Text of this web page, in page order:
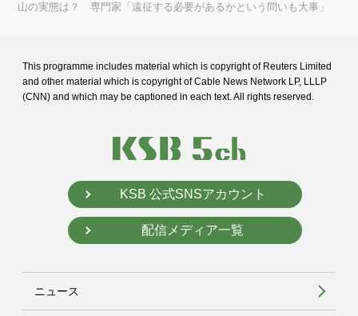
山の実態は？ 専門家「遠征する必要があるかという問いも大事」
This programme includes material which is copyright of Reuters Limited
and other material which is copyright of Cable News Network LP, LLLP
(CNN) and which may be captioned in each text. All rights reserved.
KSB 公式SNSアカウント
配信メディア一覧
ニュース